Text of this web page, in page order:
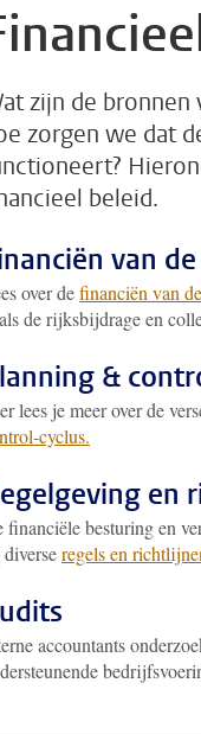
zijn de bronnen
zorgen we dat
beleid.
van
over definanciën van
de rijksbijdrage en
&
lees je meer over de
cyclus.
en
financiële besturing en
regels en
accountants